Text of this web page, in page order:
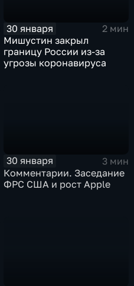
30 января
2 мин
Мишустин закрыл
границу России из-за
угрозы коронавируса
30 января
3 мин
Комментарии. Заседание
ФРС США и рост Apple